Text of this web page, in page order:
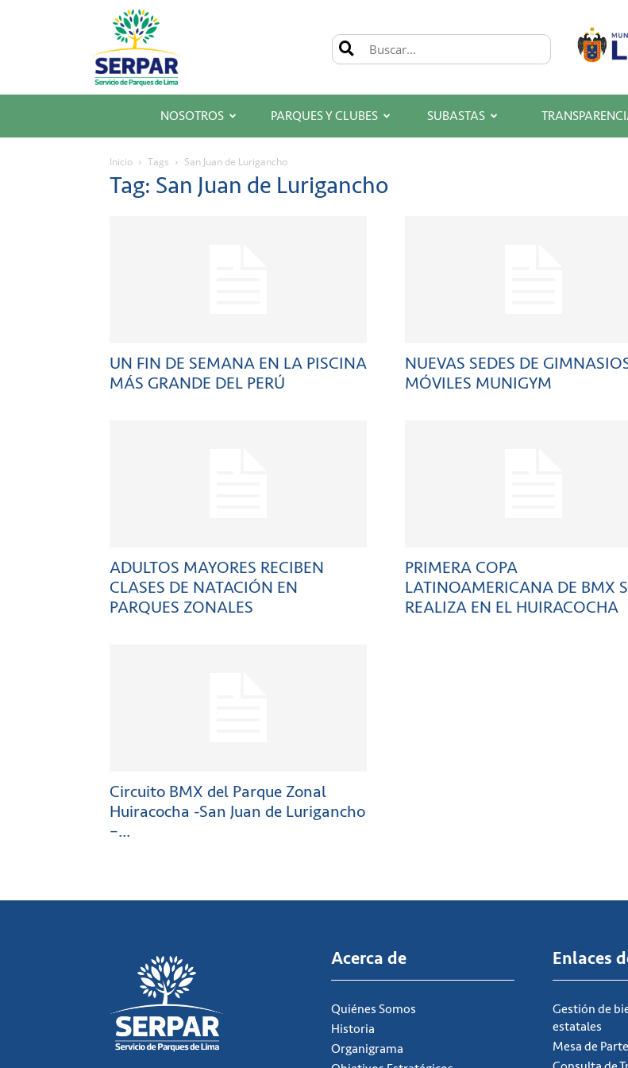
SERPAR
–
Servicio
de
Parques
de
NOSOTROS PARQUES Y CLUBES SUBASTAS
Inicio Tags San Juan de Lurigancho
Tag: San Juan de Lurigancho
UN FIN DE SEMANA EN LA PISCINA
MÁS GRANDE DEL PERÚ
NUEVAS SEDES DE
MÓVILES MUNIGYM
ADULTOS MAYORES RECIBEN
CLASES DE NATACIÓN EN
PARQUES ZONALES
PRIMERA COPA
LATINOAMERICANA DE BMX
REALIZA EN EL HUIRACOCHA
Circuito BMX del Parque Zonal
Huiracocha -San Juan de Lurigancho
–...
Acerca de
Quiénes Somos
Historia
Organigrama
Enlaces
Gestión de
estatales
Mesa de